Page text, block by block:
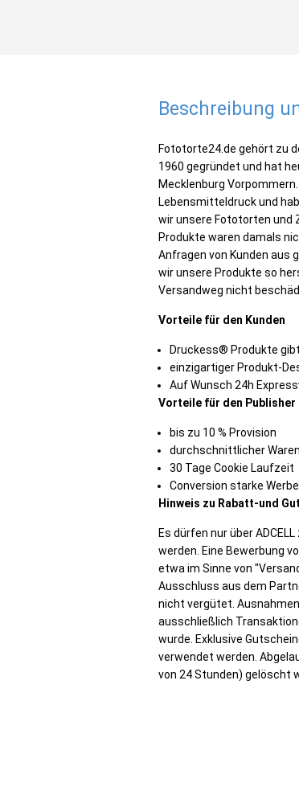
Beschreibung
Fototorte24.de gehört zu
1960 gegründet und hat
Mecklenburg
Lebensmitteldruck und
wir unsere Fototorten und
Produkte waren damals
Anfragen von Kunden aus
wir unsere Produkte so
Versandweg nicht
Vorteile für den Kunden
Druckess® Produkte
einzigartiger Produkt-
Auf Wunsch 24h
Vorteile für den Publisher
bis zu 10 % Provision
durchschnittlicher
30 Tage Cookie Laufzeit
Conversion starke
Hinweis zu Rabatt-und
Es dürfen nur über
werden. Eine Bewerbung
etwa im Sinne von
Ausschluss aus dem
nicht vergütet.
ausschließlich
wurde. Exklusive
verwendet werden.
von 24 Stunden) gelöscht